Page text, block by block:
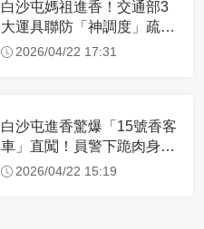
白沙屯媽祖進香！交通部3
大運具聯防「神調度」疏運
32.1萬創新高
2026/04/22 17:31
白沙屯進香驚爆「15號香客
車」直闖！員警下跪肉身擋
車：讓行人先過
2026/04/22 15:19